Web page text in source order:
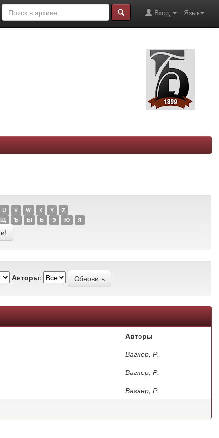
Язык
Вход
U V W X Y
Z
Щ Ъ Ы Ь Э Ю Я
Авторы:
Авторы
Вагнер, Р.
Вагнер, Р.
Вагнер, Р.